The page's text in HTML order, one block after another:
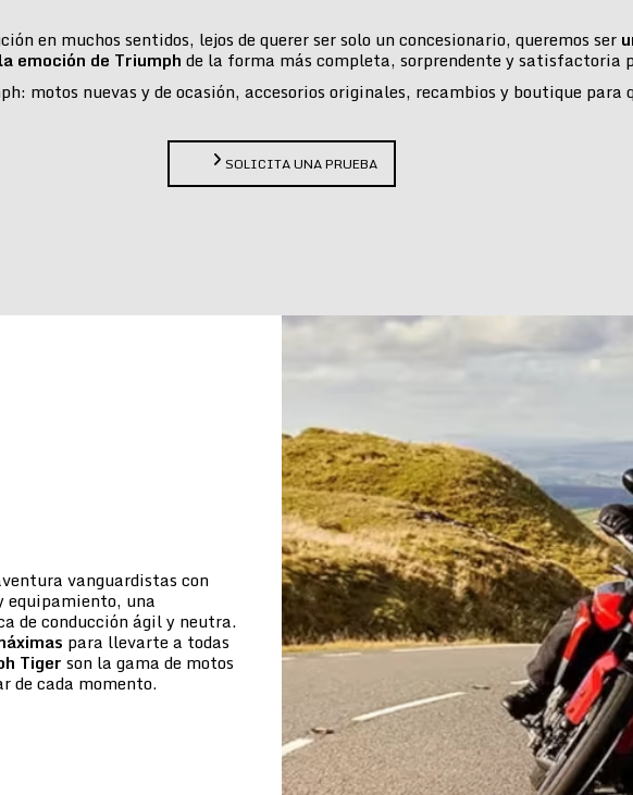
en muchos sentidos, lejos de querer ser solo un concesionario, queremos ser
la emoción de Triumph de la forma más completa, sorprendente y satisfactoria
motos nuevas y de ocasión, accesorios originales, recambios y boutique
SOLICITA UNA PRUEBA
vanguardistas con
equipamiento, una
de conducción ágil y neutra.
para llevarte a todas
Tiger son la gama de motos
de cada momento.